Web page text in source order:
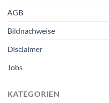
AGB
Bildnachweise
Disclaimer
Jobs
KATEGORIEN